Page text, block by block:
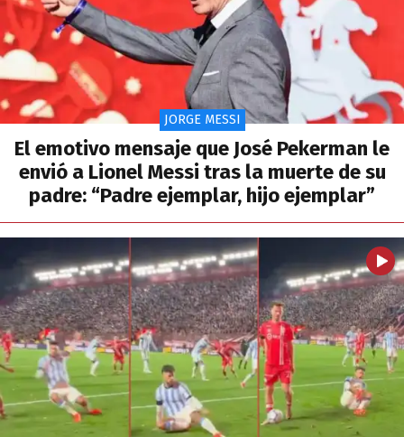
JORGE MESSI
El emotivo mensaje que José Pekerman le
envió a Lionel Messi tras la muerte de su
padre: “Padre ejemplar, hijo ejemplar”